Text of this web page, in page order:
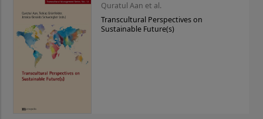
Quratul Aan et al.
Transcultural Perspectives on
Sustainable Future(s)